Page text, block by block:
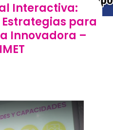
Interactiva:
para
Innovadora –